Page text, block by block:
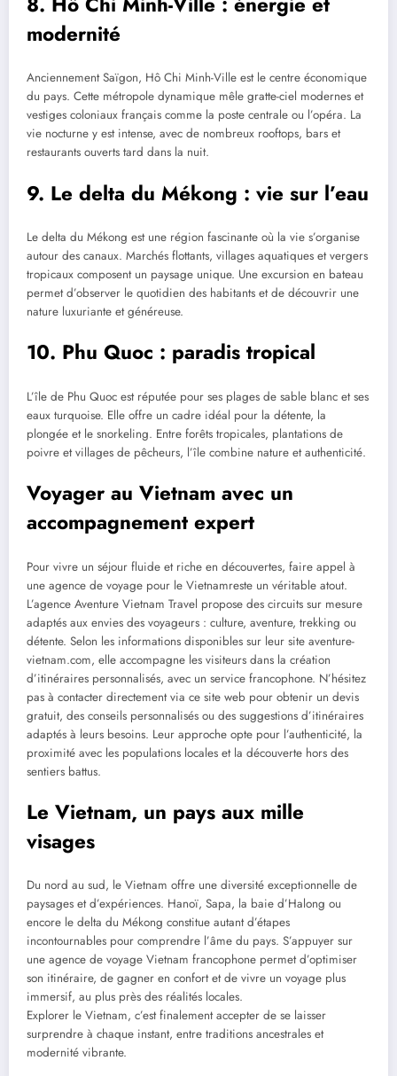
modernité
Anciennement Saïgon, Hô Chi Minh-Ville est le centre économique
du pays. Cette métropole dynamique mêle gratte-ciel modernes et
vestiges coloniaux français comme la poste centrale ou l’opéra. La
vie nocturne y est intense, avec de nombreux rooftops, bars et
restaurants ouverts tard dans la nuit.
9. Le delta du Mékong : vie sur l’eau
Le delta du Mékong est une région fascinante où la vie s’organise
autour des canaux. Marchés flottants, villages aquatiques et vergers
tropicaux composent un paysage unique. Une excursion en bateau
permet d’observer le quotidien des habitants et de découvrir une
nature luxuriante et généreuse.
10. Phu Quoc : paradis tropical
L’île de Phu Quoc est réputée pour ses plages de sable blanc et ses
eaux turquoise. Elle offre un cadre idéal pour la détente, la
plongée et le snorkeling. Entre forêts tropicales, plantations de
poivre et villages de pêcheurs, l’île combine nature et authenticité.
Voyager au Vietnam avec un
accompagnement expert
Pour vivre un séjour fluide et riche en découvertes, faire appel à
une agence de voyage pour le Vietnamreste un véritable atout.
L’agence Aventure Vietnam Travel propose des circuits sur mesure
adaptés aux envies des voyageurs : culture, aventure, trekking ou
détente. Selon les informations disponibles sur leur site aventure-
vietnam.com, elle accompagne les visiteurs dans la création
d’itinéraires personnalisés, avec un service francophone. N’hésitez
pas à contacter directement via ce site web pour obtenir un devis
gratuit, des conseils personnalisés ou des suggestions d’itinéraires
adaptés à leurs besoins. Leur approche opte pour l’authenticité, la
proximité avec les populations locales et la découverte hors des
sentiers battus.
Le Vietnam, un pays aux mille
visages
Du nord au sud, le Vietnam offre une diversité exceptionnelle de
paysages et d’expériences. Hanoï, Sapa, la baie d’Halong ou
encore le delta du Mékong constitue autant d’étapes
incontournables pour comprendre l’âme du pays. S’appuyer sur
une agence de voyage Vietnam francophone permet d’optimiser
son itinéraire, de gagner en confort et de vivre un voyage plus
immersif, au plus près des réalités locales.
Explorer le Vietnam, c’est finalement accepter de se laisser
surprendre à chaque instant, entre traditions ancestrales et
modernité vibrante.